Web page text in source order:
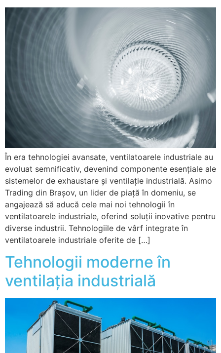
În era tehnologiei avansate, ventilatoarele industriale au
evoluat semnificativ, devenind componente esențiale ale
sistemelor de exhaustare și ventilație industrială. Asimo
Trading din Brașov, un lider de piață în domeniu, se
angajează să aducă cele mai noi tehnologii în
ventilatoarele industriale, oferind soluții inovative pentru
diverse industrii. Tehnologiile de vârf integrate în
ventilatoarele industriale oferite de […]
Tehnologii moderne în
ventilația industrială